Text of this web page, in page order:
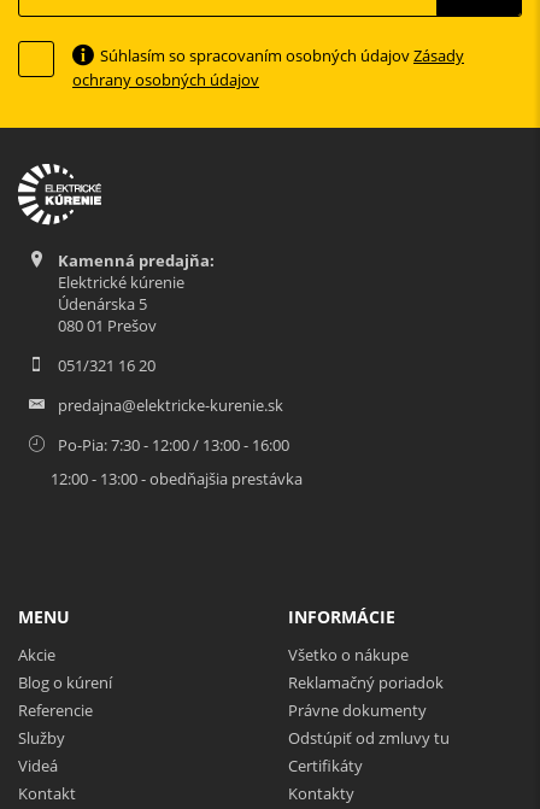
Súhlasím so spracovaním osobných údajovZásady
ochrany osobných údajov
Kamenná predajňa:
Elektrické kúrenie
Údenárska 5
080 01 Prešov
051/321 16 20
predajna@elektricke-kurenie.sk
Po-Pia: 7:30 - 12:00 / 13:00 - 16:00
12:00 - 13:00 - obedňajšia prestávka
MENU
Akcie
Blog o kúrení
Referencie
Služby
Videá
Kontakt
INFORMÁCIE
Všetko o nákupe
Reklamačný poriadok
Právne dokumenty
Odstúpiť od zmluvy tu
Certifikáty
Kontakty